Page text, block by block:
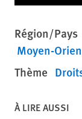
Région/Pays
Moyen-
Thème
À LIRE AUSSI